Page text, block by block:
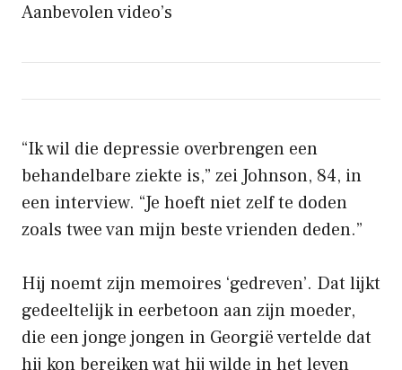
Aanbevolen video’s
“Ik wil die depressie overbrengen een
behandelbare ziekte is,” zei Johnson, 84, in
een interview. “Je hoeft niet zelf te doden
zoals twee van mijn beste vrienden deden.”
Hij noemt zijn memoires ‘gedreven’. Dat lijkt
gedeeltelijk in eerbetoon aan zijn moeder,
die een jonge jongen in Georgië vertelde dat
hij kon bereiken wat hij wilde in het leven